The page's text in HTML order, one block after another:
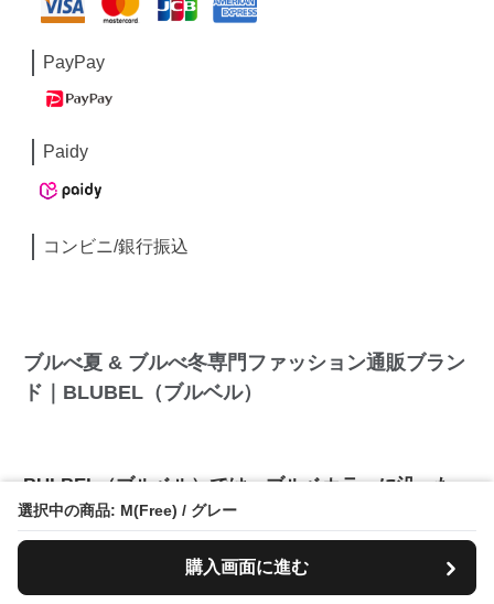
選択中の商品: M(Free) / グレー
購入画面に進む
PayPay
Paidy
コンビニ/銀行振込
ブルべ夏 & ブルべ冬専門ファッション通販ブラン
ド｜BLUBEL（ブルベル）
BULBEL（ブルベル）では、ブルベカラーに沿った
商品を2,000点以上揃えてます！毎月新商品が続々登
場中！